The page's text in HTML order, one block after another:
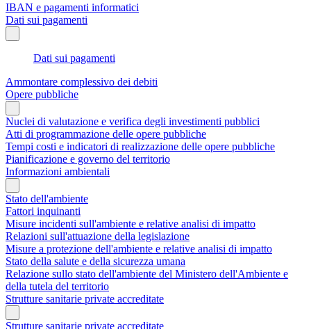
IBAN e pagamenti informatici
Dati sui pagamenti
Dati sui pagamenti
Ammontare complessivo dei debiti
Opere pubbliche
Nuclei di valutazione e verifica degli investimenti pubblici
Atti di programmazione delle opere pubbliche
Tempi costi e indicatori di realizzazione delle opere pubbliche
Pianificazione e governo del territorio
Informazioni ambientali
Stato dell'ambiente
Fattori inquinanti
Misure incidenti sull'ambiente e relative analisi di impatto
Relazioni sull'attuazione della legislazione
Misure a protezione dell'ambiente e relative analisi di impatto
Stato della salute e della sicurezza umana
Relazione sullo stato dell'ambiente del Ministero dell'Ambiente e
della tutela del territorio
Strutture sanitarie private accreditate
Strutture sanitarie private accreditate